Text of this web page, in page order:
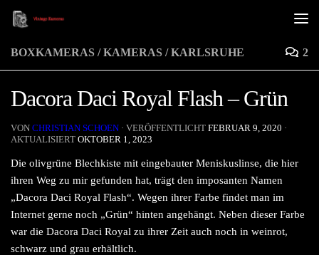
Unter dem Inhalt
BOXKAMERAS / KAMERAS / KARLSRUHE 2
Dacora Daci Royal Flash – Grün
VON CHRISTIAN SCHOEN · VERÖFFENTLICHT FEBRUAR 9, 2020 ·
AKTUALISIERT OKTOBER 1, 2023
Die olivgrüne Blechkiste mit eingebauter Meniskuslinse, die hier
ihren Weg zu mir gefunden hat, trägt den imposanten Namen
„Dacora Daci Royal Flash“. Wegen ihrer Farbe findet man im
Internet gerne noch „Grün“ hinten angehängt. Neben dieser Farbe
war die Dacora Daci Royal zu ihrer Zeit auch noch in weinrot,
schwarz und grau erhältlich.